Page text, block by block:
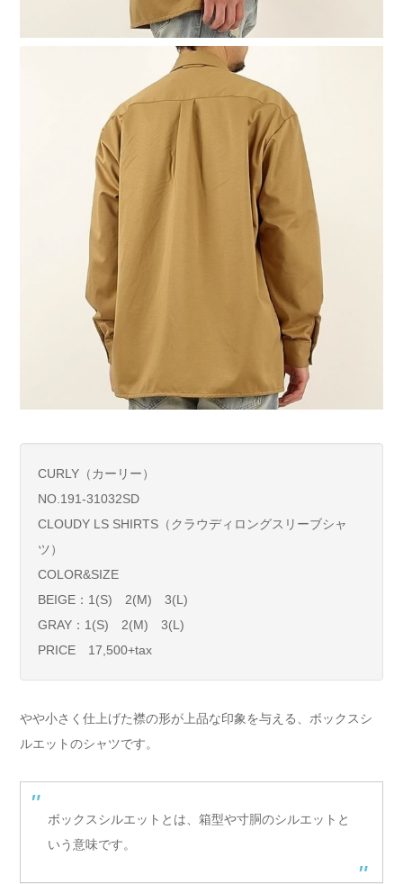
CURLY（カーリー）
NO.191-31032SD
CLOUDY LS SHIRTS（クラウディロングスリーブシャ
ツ）
COLOR&SIZE
BEIGE：1(S) 2(M) 3(L)
GRAY：1(S) 2(M) 3(L)
PRICE 17,500+tax
やや小さく仕上げた襟の形が上品な印象を与える、ボックスシ
ルエットのシャツです。
ボックスシルエットとは、箱型や寸胴のシルエットと
いう意味です。